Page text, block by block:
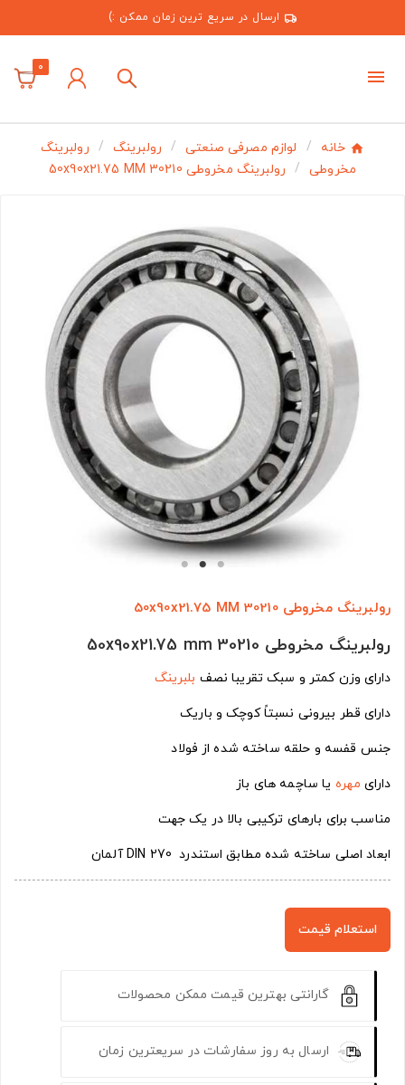
ارسال در سریع ترین زمان ممکن :)
0
خانه لوازم مصرفی صنعتی رولبرینگ
رولبرینگ
مخروطی
رولبرینگ مخروطی 30210 50x90x21.75 MM
رولبرینگ مخروطی 30210 50x90x21.75 MM
رولبرینگ مخروطی 30210 50x90x21.75 mm
دارای وزن کمتر و سبک تقریبا نصف بلبرینگ
دارای قطر بیرونی نسبتاً کوچک و باریک
جنس قفسه و حلقه ساخته شده از فولاد
دارای مهره یا ساچمه های باز
مناسب برای بارهای ترکیبی بالا در یک جهت
ابعاد اصلی ساخته شده مطابق استندرد DIN 270 آلمان
استعلام قیمت
گارانتی بهترین قیمت ممکن محصولات
ارسال به روز سفارشات در سریعترین زمان